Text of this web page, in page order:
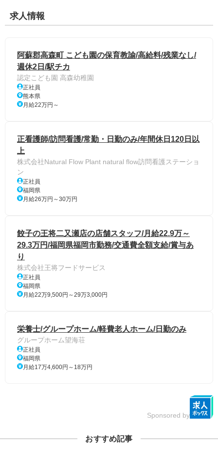
求人情報
阿蘇郡高森町 こども園の保育教諭/高給料/残業なし/
週休2日/駅チカ
認定こども園 高森幼稚園
正社員
熊本県
月給22万円～
正看護師/訪問看護/常勤・日勤のみ/年間休日120日以
上
株式会社Natural Flow Plant natural flow訪問看護ステーショ
ン
正社員
福岡県
月給26万円～30万円
餃子の王将二又瀬店の店舗スタッフ/月給22.9万～
29.3万円/福岡県福岡市勤務/交通費全額支給/賞与あ
り
株式会社王将フードサービス
正社員
福岡県
月給22万9,500円～29万3,000円
栄養士/グループホーム/軽費老人ホーム/日勤のみ
グループホーム望海荘
正社員
福岡県
月給17万4,600円～18万円
Sponsored by
おすすめ記事